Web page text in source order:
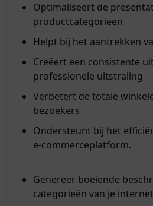
Optimaliseert de
productcategorieën
Helpt bij het aantrekken
Creëert een consistente
professionele uitstraling
Verbetert de totale
bezoekers
Ondersteunt bij het
e-commerceplatform.
Genereer boeiende
categorieën van je